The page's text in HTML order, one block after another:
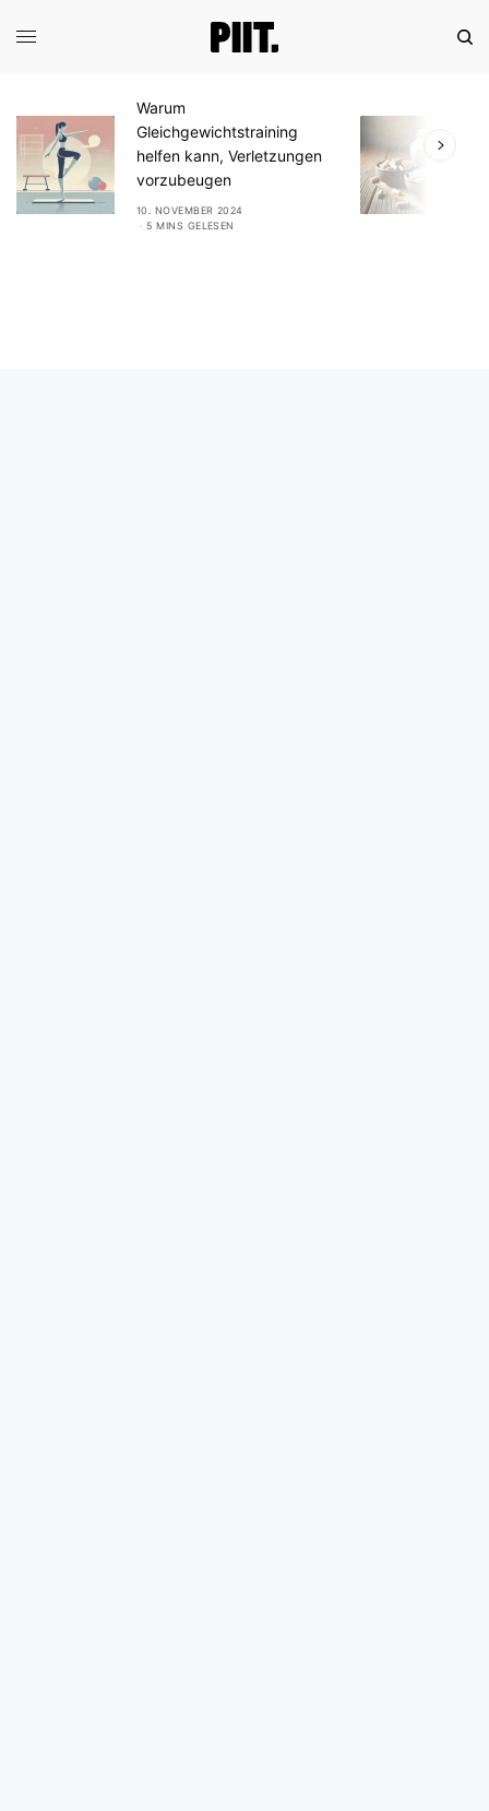
Warum
Gleichgewichtstraining
helfen kann, Verletzungen
vorzubeugen
10. NOVEMBER 2024
5 MINS GELESEN